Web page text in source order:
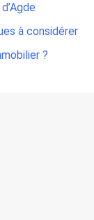
à considérer
?